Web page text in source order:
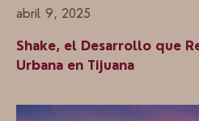
abril 9, 2025
Shake, el Desarrollo que
Urbana en Tijuana